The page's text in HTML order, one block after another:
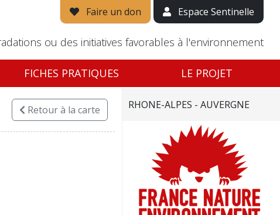
Faire un don Espace Sentinelle
ou des initiatives favorables à l'environnement
FICHES PRATIQUES LE PROJET
Retourà la carte RHONE-ALPES - AUVERGNE